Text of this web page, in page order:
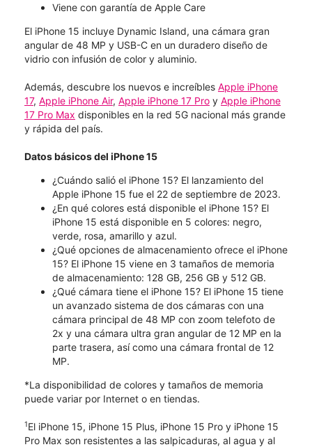
Viene con garantía de Apple Care
El iPhone 15 incluye Dynamic Island, una cámara gran
angular de 48 MP y USB-C en un duradero diseño de
vidrio con infusión de color y aluminio.
Además, descubre los nuevos e increíbles Apple iPhone
17, Apple iPhone Air, Apple iPhone 17 Pro y Apple iPhone
17 Pro Max disponibles en la red 5G nacional más grande
y rápida del país.
Datos básicos del iPhone 15
¿Cuándo salió el iPhone 15? El lanzamiento del
Apple iPhone 15 fue el 22 de septiembre de 2023.
¿En qué colores está disponible el iPhone 15? El
iPhone 15 está disponible en 5 colores: negro,
verde, rosa, amarillo y azul.
¿Qué opciones de almacenamiento ofrece el iPhone
15? El iPhone 15 viene en 3 tamaños de memoria
de almacenamiento: 128 GB, 256 GB y 512 GB.
¿Qué cámara tiene el iPhone 15? El iPhone 15 tiene
un avanzado sistema de dos cámaras con una
cámara principal de 48 MP con zoom telefoto de
2x y una cámara ultra gran angular de 12 MP en la
parte trasera, así como una cámara frontal de 12
MP.
*La disponibilidad de colores y tamaños de memoria
puede variar por Internet o en tiendas.
1El iPhone 15, iPhone 15 Plus, iPhone 15 Pro y iPhone 15
Pro Max son resistentes a las salpicaduras, al agua y al